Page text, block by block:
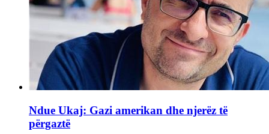
Ndue Ukaj: Gazi amerikan dhe njerëz të
përgaztë